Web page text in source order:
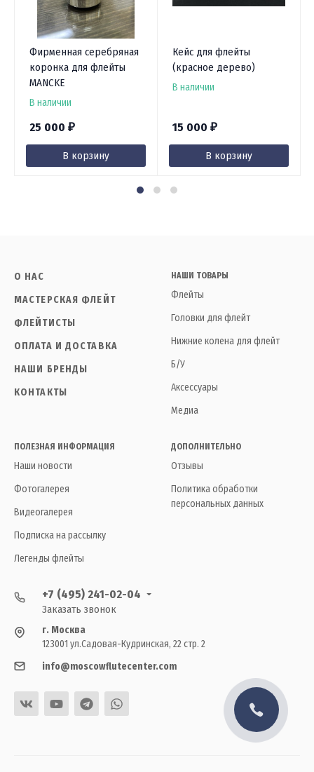
Фирменная серебряная
коронка для флейты
MANCKE
В наличии
25 000 ₽
В корзину
Кейс для флейты
(красное дерево)
В наличии
15 000 ₽
В корзину
О НАС
МАСТЕРСКАЯ ФЛЕЙТ
ФЛЕЙТИСТЫ
ОПЛАТА И ДОСТАВКА
НАШИ БРЕНДЫ
КОНТАКТЫ
НАШИ ТОВАРЫ
Флейты
Головки для флейт
Нижние колена для флейт
Б/У
Аксессуары
Медиа
ПОЛЕЗНАЯ ИНФОРМАЦИЯ
Наши новости
Фотогалерея
Видеогалерея
Подписка на рассылку
Легенды флейты
ДОПОЛНИТЕЛЬНО
Отзывы
Политика обработки
персональных данных
+7 (495) 241-02-04
Заказать звонок
г. Москва
123001 ул.Садовая-Кудринская, 22 стр. 2
info@moscowflutecenter.com